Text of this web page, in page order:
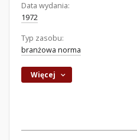
Data wydania:
1972
Typ zasobu:
branżowa norma
Więcej